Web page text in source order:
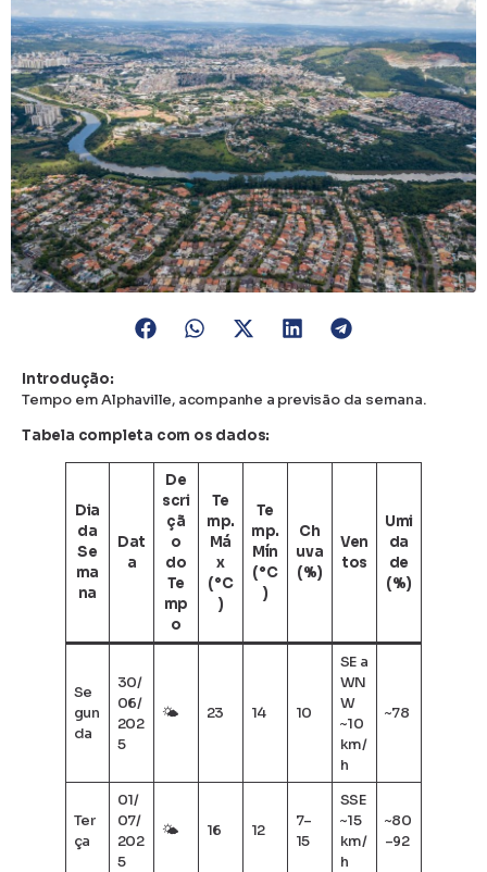
Introdução:
Tempo em Alphaville, acompanhe a previsão da semana.
Tabela completa com os dados:
Dia
da
Se
ma
na
Dat
a
De
scri
çã
o
do
Te
mp
o
Te
mp.
Má
x
(°C
)
Te
mp.
Mín
(°C
)
Ch
uva
(%)
Ven
tos
Umi
da
de
(%)
Se
gun
da
30/
06/
202
5
🌤 23 14 10
SE a
WN
W
~10
km/
h
~78
Ter
ça
01/
07/
202
5
🌤 16 12
7–
15
SSE
~15
km/
h
~80
–92